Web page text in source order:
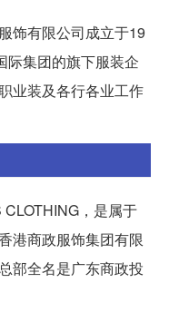
饰有限公司成立于19
际集团的旗下服装企
业装及各行各业工作
，是属于
港商政服饰集团有限
部全名是广东商政投